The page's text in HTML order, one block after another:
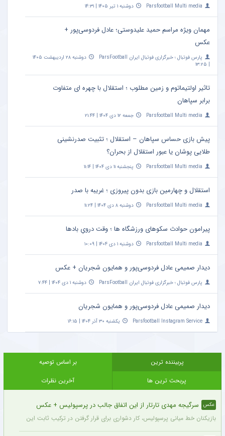
Parsfootball Multi media دوشنبه ۱ تیر ۱۴۰۵ | ۱۴:۳۱
مهمان ویژه مراسم حمید علیدوستی؛ عادل فردوسی‌پور +
عکس
پارس فوتبال ؛ خبرگزاری فوتبال ایران ParsFootball
دوشنبه ۲۸ اردیبهشت ۱۴۰۵
| ۱۳:۲۵
تاثیر اولتیماتوم و زمین مطلوب ؛ استقلال با چهره ای متفاوت
برابر سپاهان
Parsfootball Multi media جمعه ۱۲ دی ۱۴۰۴ | ۲۱:۴۴
پیش بازی حساس سپاهان – استقلال ؛ تثبیت صدرنشینی
طلایی پوشان یا عبور استقلال از بحران؟
Parsfootball Multi media پنجشنبه ۱۱ دی ۱۴۰۴ | ۱۱:۱۴
استقلال و چهارمین بازی بدون پیروزی ؛ غریبه با صدر
Parsfootball Multi media دوشنبه ۸ دی ۱۴۰۴ | ۱۱:۲۴
پیرامون حوادث سکوهای ورزشگاه ها ؛ وقت درویِ بادها
Parsfootball Multi media دوشنبه ۱ دی ۱۴۰۴ | ۱۰:۰۹
دیدار صمیمی عادل فردوسی‌پور و همایون شجریان + عکس
پارس فوتبال ؛ خبرگزاری فوتبال ایران ParsFootball دوشنبه ۱ دی ۱۴۰۴ | ۷:۴۴
دیدار صمیمی عادل فردوسی‌پور و همایون شجریان
Parsfootball Instagram Service یکشنبه ۳۰ آذر ۱۴۰۴ | ۱۶:۱۵
پربیننده ترین
بر اساس توصیه
پربحث ترین ها
آخرین نظرات
عکس سرگیجه مهدی تارتار از این اتفاق جالب در پرسپولیس + عکس
بازیکنان خط میانی پرسپولیس، کار دشواری برای قرار گرفتن در ترکیب ثابت این تیم